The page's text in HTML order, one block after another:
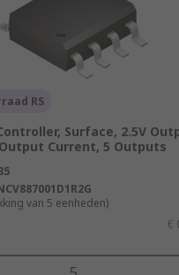
RS
Surface, 2.5V
Current, 5 Outputs
van 5 eenheden)
€